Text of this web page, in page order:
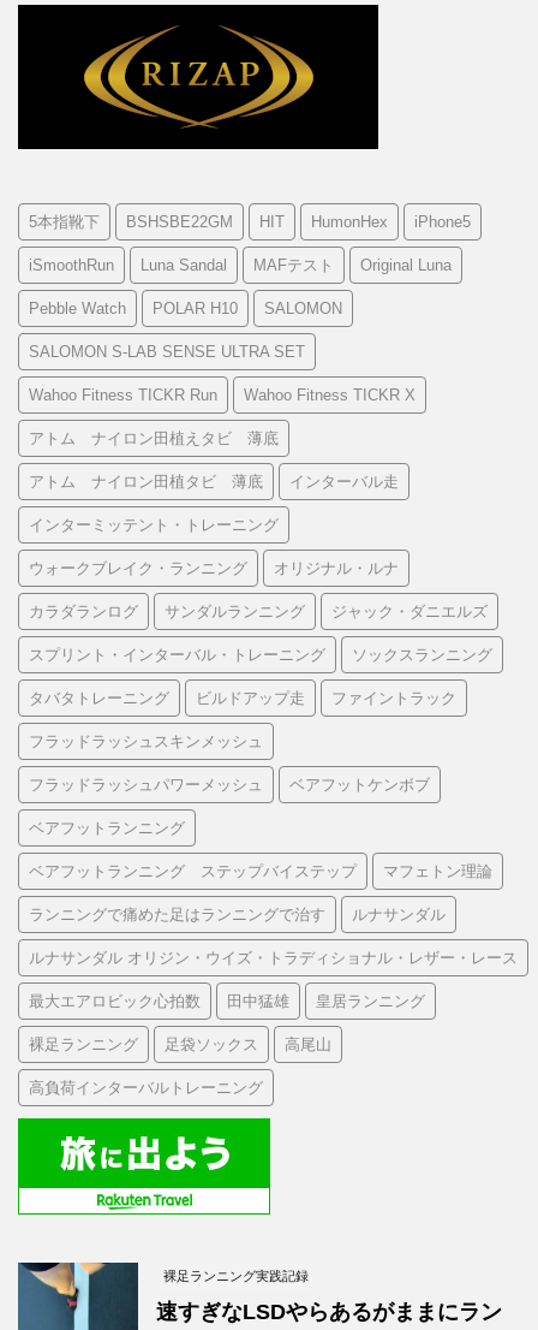
5本指靴下 BSHSBE22GM HIT HumonHex iPhone5
iSmoothRun Luna Sandal MAFテスト Original Luna
Pebble Watch POLAR H10 SALOMON
SALOMON S-LAB SENSE ULTRA SET
Wahoo Fitness TICKR Run Wahoo Fitness TICKR X
アトム ナイロン田植えタビ 薄底
アトム ナイロン田植タビ 薄底 インターバル走
インターミッテント・トレーニング
ウォークブレイク・ランニング オリジナル・ルナ
カラダランログ サンダルランニング ジャック・ダニエルズ
スプリント・インターバル・トレーニング ソックスランニング
タバタトレーニング ビルドアップ走 ファイントラック
フラッドラッシュスキンメッシュ
フラッドラッシュパワーメッシュ ベアフットケンボブ
ベアフットランニング
ベアフットランニング ステップバイステップ マフェトン理論
ランニングで痛めた足はランニングで治す ルナサンダル
ルナサンダル オリジン・ウイズ・トラディショナル・レザー・レース
最大エアロビック心拍数 田中猛雄 皇居ランニング
裸足ランニング 足袋ソックス 高尾山
高負荷インターバルトレーニング
裸足ランニング実践記録
速すぎなLSDやらあるがままにラン